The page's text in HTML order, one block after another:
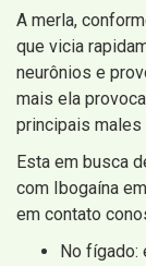
A merla,
que vicia
neurônios e
mais ela
principais males
Esta em busca
com Ibogaína
em contato
No fígado: